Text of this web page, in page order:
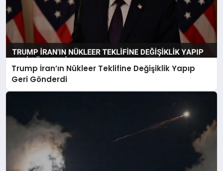
Trump İran’ın Nükleer Teklifine Değişiklik Yapıp
Geri Gönderdi